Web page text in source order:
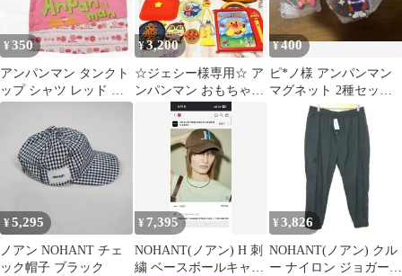
¥350
アンパンマン タンクト
ップ シャツ レッド ば
いきんまん 95cm
¥3,200
☆ジェシー様専用☆ ア
ンパンマン おもちゃ
知育玩具
¥400
ピ*ノ様 アンパンマン
マグネット 2種セッ
ト ガチャガチャ ド
キンちゃんとロー
¥5,295
ノアン NOHANT チェ
ック帽子 ブラック
¥ 7,395
NOHANT(ノアン) H 刺
繍 ベースボールキャッ
¥ 3,826
NOHANT(ノアン) クル
ー ナイロン ジョガー